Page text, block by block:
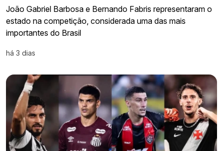
João Gabriel Barbosa e Bernando Fabris representaram o
estado na competição, considerada uma das mais
importantes do Brasil
há 3 dias